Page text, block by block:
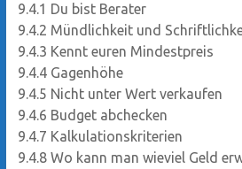
9.4.1 Du bist Berater
9.4.2 Mündlichkeit und
9.4.3 Kennt euren Mindestpreis
9.4.4 Gagenhöhe
9.4.5 Nicht unter Wert verkaufen
9.4.6 Budget abchecken
9.4.7 Kalkulationskriterien
9.4.8 Wo kann man wieviel Geld